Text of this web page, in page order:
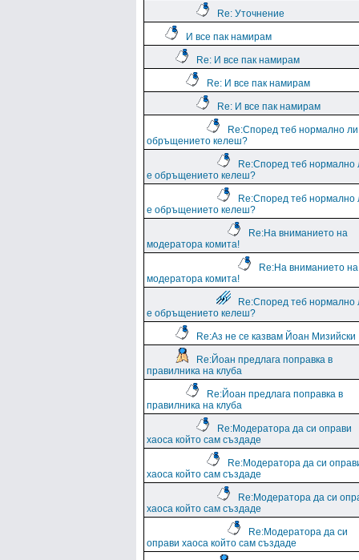
Re: Уточнение
И все пак намирам
Re: И все пак намирам
Re: И все пак намирам
Re: И все пак намирам
Re:Според теб нормално
обръщението келеш?
Re:Според теб нормално
е обръщението келеш?
Re:Според теб нормално
е обръщението келеш?
Re:На вниманието на
модератора комита!
Re:На вниманието на
модератора комита!
Re:Според теб нормално
е обръщението келеш?
Re:Аз не се казвам Йоан Мизийски
Re:Йоан предлага поправка в
правилника на клуба
Re:Йоан предлага поправка в
правилника на клуба
Re:Модератора да си оправи
хаоса който сам създаде
Re:Модератора да си
хаоса който сам създаде
Re:Модератора да си
хаоса който сам създаде
Re:Модератора да си
оправи хаоса който сам създаде